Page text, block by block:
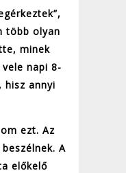
több olyan
minek
napi 8-
hisz annyi
ezt. Az
A
előkelő